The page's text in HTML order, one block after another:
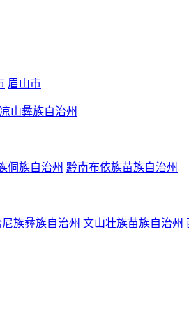
眉山市
凉山彝族自治州
侗族自治州 黔南布依族苗族自治州
族彝族自治州 文山壮族苗族自治州